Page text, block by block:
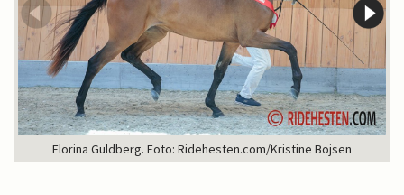
Florina Guldberg. Foto: Ridehesten.com/Kristine Bojsen